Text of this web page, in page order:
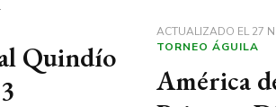
Quindío
ACTUALIZADO EL27
TORNEO ÁGUILA
América